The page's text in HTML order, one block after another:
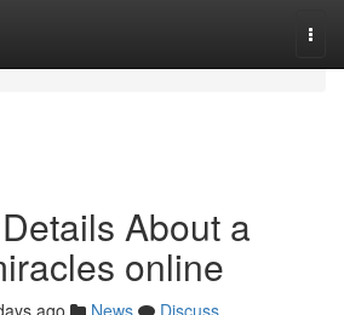
About a
online
ago News
Discuss